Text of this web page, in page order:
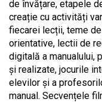
de învățare, etapele
creație cu activități
fiecarei lecții, teme
orientative, lectii de
digitală a manualului,
și realizate, jocurile
elevilor și a
manual. Secvențele